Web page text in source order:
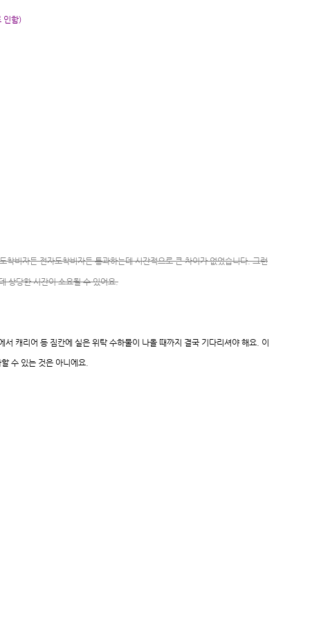
인함)
비자든 전자도착비자든 통과하는데 시간적으로 큰 차이가 없었습니다. 그런
상당한 시간이 소요될 수 있어요.
캐리어 등 짐칸에 실은 위탁 수하물이 나올 때까지 결국 기다리셔야 해요. 이
수 있는 것은 아니에요.